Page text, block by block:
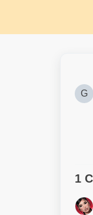
G
1